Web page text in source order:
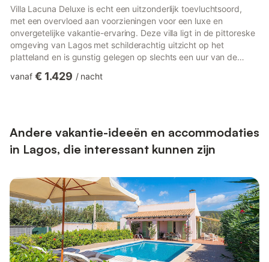
Villa Lacuna Deluxe is echt een uitzonderlijk toevluchtsoord,
met een overvloed aan voorzieningen voor een luxe en
onvergetelijke vakantie-ervaring. Deze villa ligt in de pittoreske
omgeving van Lagos met schilderachtig uitzicht op het
platteland en is gunstig gelegen op slechts een uur van de
nabijgelegen strand Meia Praia ligt op slechts 3 km afstand,
opmerkel...
vanaf € 1.429 / nacht
Andere vakantie-ideeën en accommodaties
in Lagos, die interessant kunnen zijn